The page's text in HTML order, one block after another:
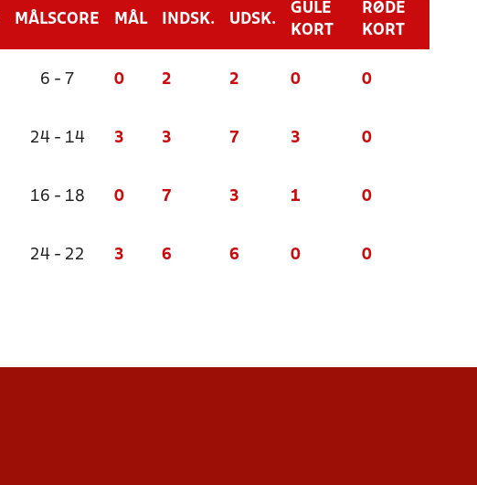
MÅLSCORE MÅL INDSK. UDSK.
GULE
KORT
RØDE
KORT
6 - 7 0 2 2 0 0
24 - 14 3 3 7 3 0
16 - 18 0 7 3 1 0
24 - 22 3 6 6 0 0